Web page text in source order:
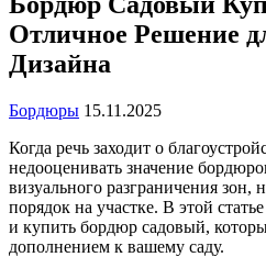
Отличное Решение
Дизайна
Бордюры 15.11.2025
Когда речь заходит о
недооценивать значение
визуального разграничения
порядок на участке. В этой
и купить бордюр садовый,
дополнением к вашему саду.